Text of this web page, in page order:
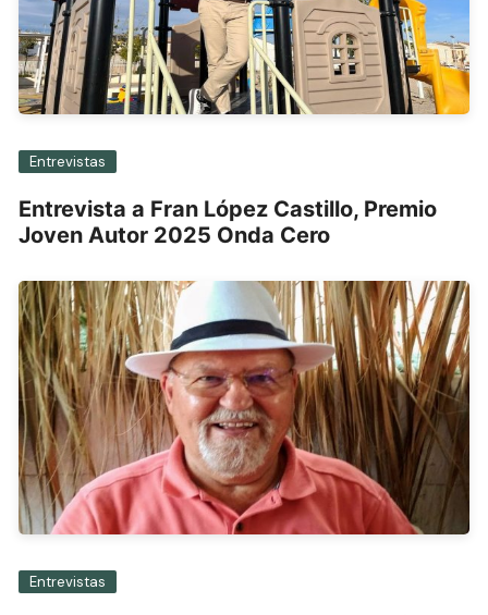
Entrevistas
Entrevista a Fran López Castillo, Premio
Joven Autor 2025 Onda Cero
Entrevistas